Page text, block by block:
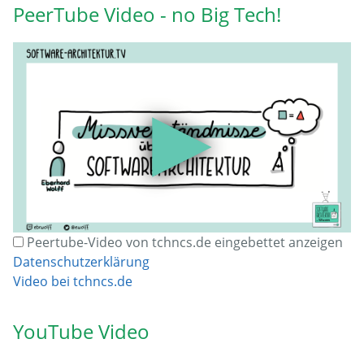
PeerTube Video - no Big Tech!
▶
Peertube-Video von tchncs.de eingebettet anzeigen
Datenschutzerklärung
Video bei tchncs.de
YouTube Video